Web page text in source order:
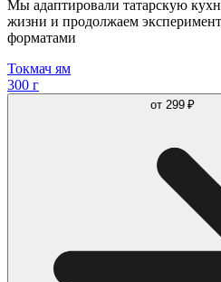
Мы адаптировали татарскую
жизни и продолжаем
форматами
Токмач ям
300 г
от 299 ₽